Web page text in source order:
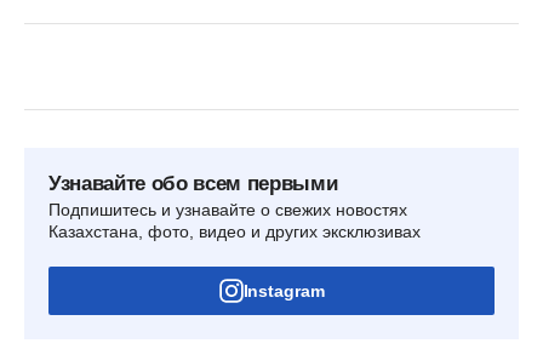
Узнавайте обо всем первыми
Подпишитесь и узнавайте о свежих новостях
Казахстана, фото, видео и других эксклюзивах
Instagram